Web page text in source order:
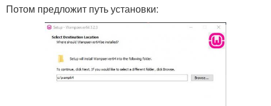
Потом предложит путь установки: